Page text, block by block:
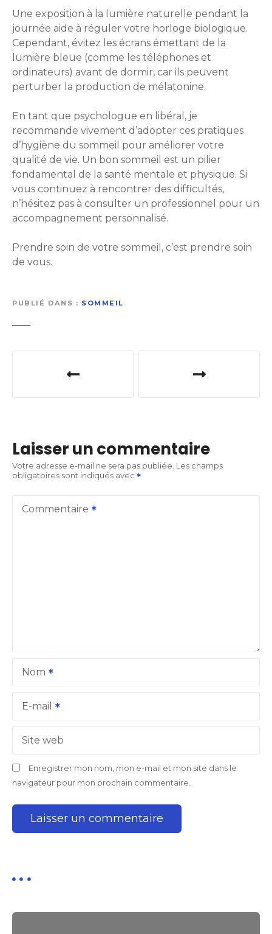
Une exposition à la lumière naturelle pendant la
journée aide à réguler votre horloge biologique.
Cependant, évitez les écrans émettant de la
lumière bleue (comme les téléphones et
ordinateurs) avant de dormir, car ils peuvent
perturber la production de mélatonine.
En tant que psychologue en libéral, je
recommande vivement d’adopter ces pratiques
d’hygiène du sommeil pour améliorer votre
qualité de vie. Un bon sommeil est un pilier
fondamental de la santé mentale et physique. Si
vous continuez à rencontrer des difficultés,
n’hésitez pas à consulter un professionnel pour un
accompagnement personnalisé.
Prendre soin de votre sommeil, c’est prendre soin
de vous.
PUBLIÉ DANS SOMMEIL
g
a
a
t
i
c
l
Laisser un commentaire
Votre adresse e-mail ne sera pas publiée. Les champs
obligatoires sont indiqués avec
Commentaire
Nom
E-mail
Site web
Enregistrer mon nom, mon e-mail et mon site dans le
navigateur pour mon prochain commentaire.